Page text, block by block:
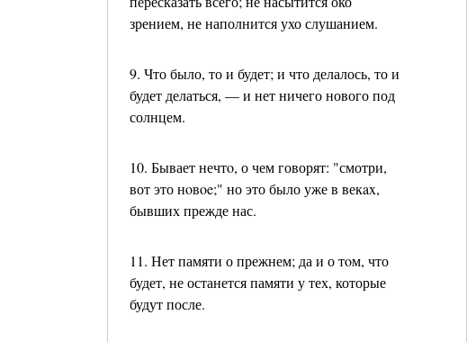
зрением, не наполнится ухо слушанием.
9. Что было, то и будет; и что делалось, то и
будет делаться, — и нет ничего нового под
солнцем.
10. Бывает нечтo, о чем говорят: "смотри,
вот это нoвoe;" но это было уже в векax,
бывших прежде нас.
11. Нет памяти о прежнем; да и о тoм, что
будет, не останется памяти у тех, которые
будут после.